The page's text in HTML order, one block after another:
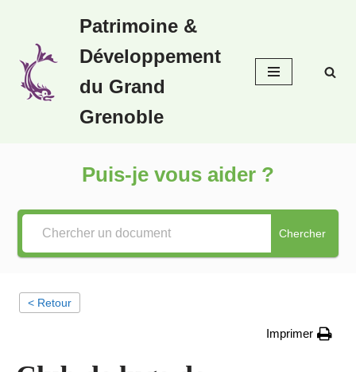
au
contenu
Patrimoine &
Développement
du Grand
Grenoble
Puis-je vous aider ?
Chercher
< Retour
Imprimer